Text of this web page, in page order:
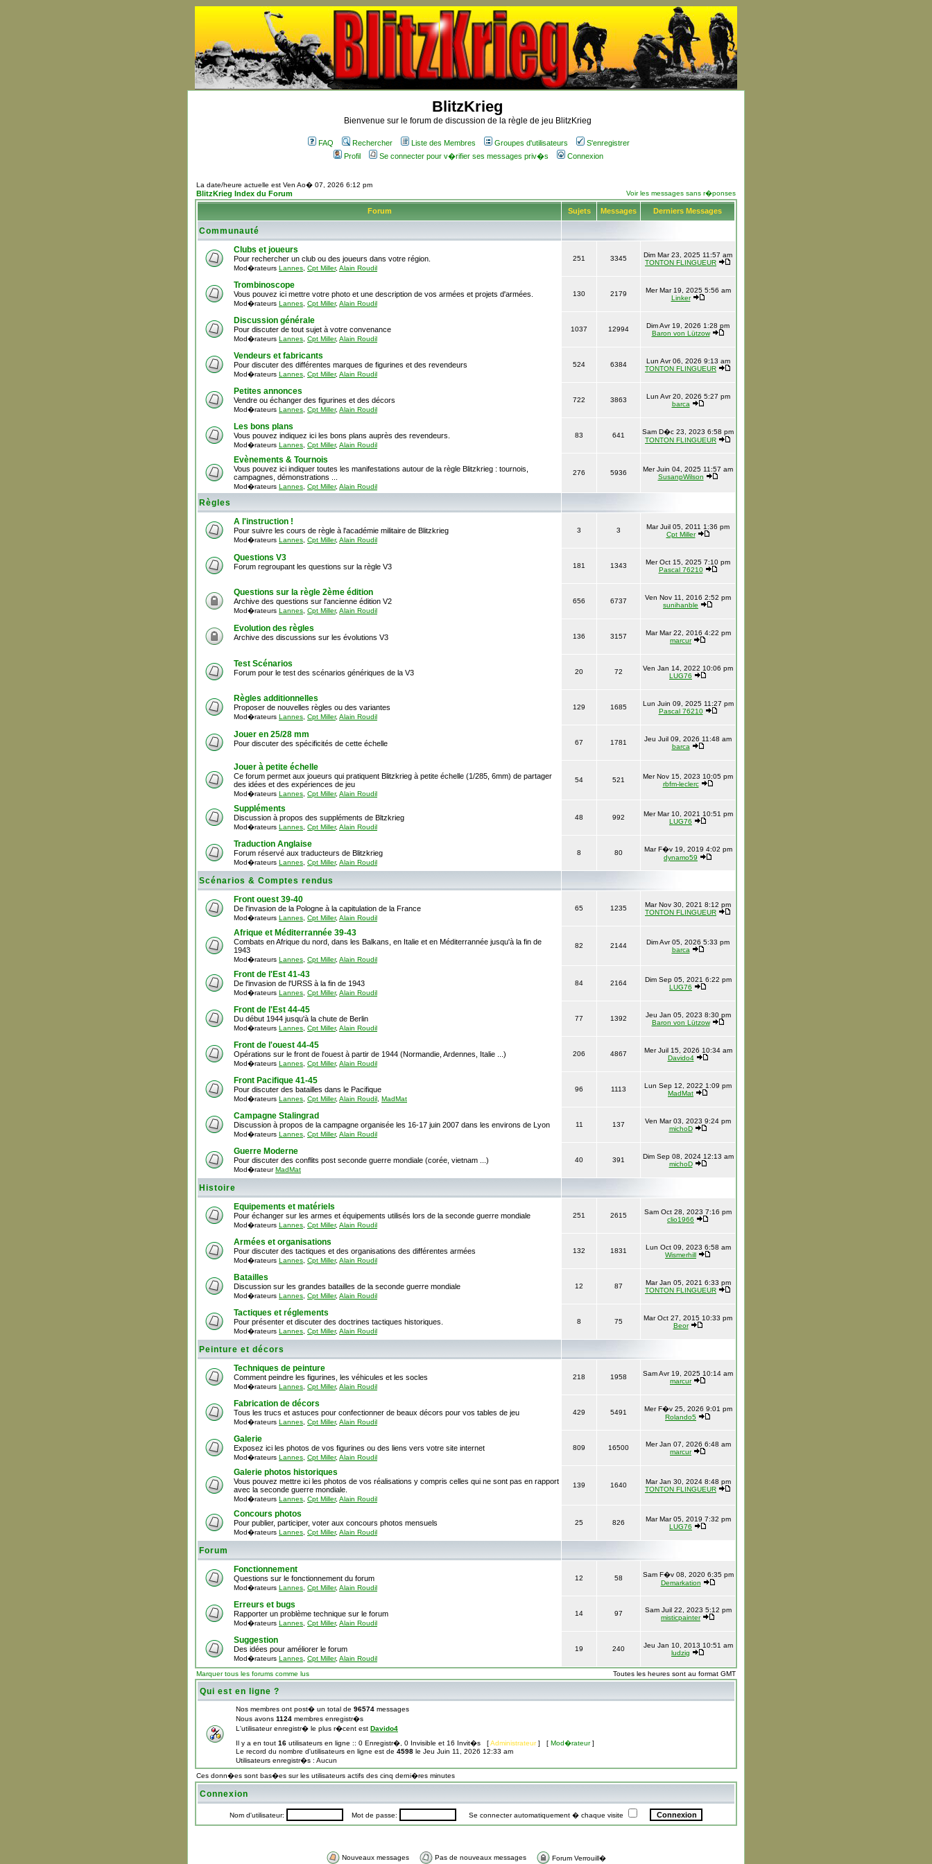
BlitzKrieg
Bienvenue sur le forum de discussion de la règle de jeu BlitzKrieg
FAQ Rechercher Liste des Membres Groupes d'utilisateurs
S'enregistrer
Profil
Se connecter pour v�rifier ses messages priv�s Connexion
La date/heure actuelle est Ven Ao� 07, 2026 6:12 pm
BlitzKrieg Index du Forum Voir les messages sans r�ponses
Forum Sujets Messages Derniers Messages
Communauté
Clubs et joueurs
Pour rechercher un club ou des joueurs dans votre région.
Mod�rateurs Lannes Cpt Miller, Alain Roudil
251 3345
Dim Mar 23, 2025 11:57 am
TONTON FLINGUEUR
Trombinoscope
Vous pouvez ici mettre votre photo et une description de vos armées et projets d'armées.
Mod�rateurs Lannes Cpt Miller, Alain Roudil
130 2179
Mer Mar 19, 2025 5:56 am
Linker
Discussion générale
Pour discuter de tout sujet à votre convenance
Mod�rateurs Lannes Cpt Miller, Alain Roudil
1037 12994
Dim Avr 19, 2026 1:28 pm
Baron von Lützow
Vendeurs et fabricants
Pour discuter des différentes marques de figurines et des revendeurs
Mod�rateurs Lannes Cpt Miller, Alain Roudil
524 6384
Lun Avr 06, 2026 9:13 am
TONTON FLINGUEUR
Petites annonces
Vendre ou échanger des figurines et des décors
Mod�rateurs Lannes Cpt Miller, Alain Roudil
722 3863
Lun Avr 20, 2026 5:27 pm
barca
Les bons plans
Vous pouvez indiquez ici les bons plans auprès des revendeurs.
Mod�rateurs Lannes Cpt Miller, Alain Roudil
83 641
Sam D�c 23, 2023 6:58 pm
TONTON FLINGUEUR
Evènements & Tournois
Vous pouvez ici indiquer toutes les manifestations autour de la règle Blitzkrieg : tournois,
campagnes, démonstrations ...
Mod�rateurs Lannes Cpt Miller, Alain Roudil
276 5936
Mer Juin 04, 2025 11:57 am
SusanpWilson
Règles
A l'instruction !
Pour suivre les cours de règle à l'académie militaire de Blitzkrieg
Mod�rateurs Lannes Cpt Miller, Alain Roudil
3 3
Mar Juil 05, 2011 1:36 pm
Cpt Miller
Questions V3
Forum regroupant les questions sur la règle V3 181 1343
Mer Oct 15, 2025 7:10 pm
Pascal 76210
Questions sur la règle 2ème édition
Archive des questions sur l'ancienne édition V2
Mod�rateurs Lannes Cpt Miller, Alain Roudil
656 6737
Ven Nov 11, 2016 2:52 pm
sunihanble
Evolution des règles
Archive des discussions sur les évolutions V3 136 3157
Mar Mar 22, 2016 4:22 pm
marcur
Test Scénarios
Forum pour le test des scénarios génériques de la V3 20 72
Ven Jan 14, 2022 10:06 pm
LUG76
Règles additionnelles
Proposer de nouvelles règles ou des variantes
Mod�rateurs Lannes Cpt Miller, Alain Roudil
129 1685
Lun Juin 09, 2025 11:27 pm
Pascal 76210
Jouer en 25/28 mm
Pour discuter des spécificités de cette échelle 67 1781
Jeu Juil 09, 2026 11:48 am
barca
Jouer à petite échelle
Ce forum permet aux joueurs qui pratiquent Blitzkrieg à petite échelle (1/285, 6mm) de partager
des idées et des expériences de jeu
Mod�rateurs Lannes Cpt Miller, Alain Roudil
54 521
Mer Nov 15, 2023 10:05 pm
rbfm-leclerc
Suppléments
Discussion à propos des suppléments de Bltzkrieg
Mod�rateurs Lannes Cpt Miller, Alain Roudil
48 992
Mer Mar 10, 2021 10:51 pm
LUG76
Traduction Anglaise
Forum réservé aux traducteurs de Blitzkrieg
Mod�rateurs Lannes Cpt Miller, Alain Roudil
8 80
Mar F�v 19, 2019 4:02 pm
dynamo59
Scénarios & Comptes rendus
Front ouest 39-40
De l'invasion de la Pologne à la capitulation de la France
Mod�rateurs Lannes Cpt Miller, Alain Roudil
65 1235
Mar Nov 30, 2021 8:12 pm
TONTON FLINGUEUR
Afrique et Méditerrannée 39-43
Combats en Afrique du nord, dans les Balkans, en Italie et en Méditerrannée jusqu'à la fin de
1943
Mod�rateurs Lannes Cpt Miller, Alain Roudil
82 2144
Dim Avr 05, 2026 5:33 pm
barca
Front de l'Est 41-43
De l'invasion de l'URSS à la fin de 1943
Mod�rateurs Lannes Cpt Miller, Alain Roudil
84 2164
Dim Sep 05, 2021 6:22 pm
LUG76
Front de l'Est 44-45
Du début 1944 jusqu'à la chute de Berlin
Mod�rateurs Lannes Cpt Miller, Alain Roudil
77 1392
Jeu Jan 05, 2023 8:30 pm
Baron von Lützow
Front de l'ouest 44-45
Opérations sur le front de l'ouest à partir de 1944 (Normandie, Ardennes, Italie ...)
Mod�rateurs Lannes Cpt Miller, Alain Roudil
206 4867
Mer Juil 15, 2026 10:34 am
Davido4
Front Pacifique 41-45
Pour discuter des batailles dans le Pacifique
Mod�rateurs Lannes Cpt Miller, Alain Roudil MadMat
96 1113
Lun Sep 12, 2022 1:09 pm
MadMat
Campagne Stalingrad
Discussion à propos de la campagne organisée les 16-17 juin 2007 dans les environs de Lyon
Mod�rateurs Lannes Cpt Miller, Alain Roudil
11 137
Ven Mar 03, 2023 9:24 pm
michoD
Guerre Moderne
Pour discuter des conflits post seconde guerre mondiale (corée, vietnam ...)
Mod�rateurMadMat
40 391
Dim Sep 08, 2024 12:13 am
michoD
Histoire
Equipements et matériels
Pour échanger sur les armes et équipements utilisés lors de la seconde guerre mondiale
Mod�rateurs Lannes Cpt Miller, Alain Roudil
251 2615
Sam Oct 28, 2023 7:16 pm
clio1966
Armées et organisations
Pour discuter des tactiques et des organisations des différentes armées
Mod�rateurs Lannes Cpt Miller, Alain Roudil
132 1831
Lun Oct 09, 2023 6:58 am
Wismerhill
Batailles
Discussion sur les grandes batailles de la seconde guerre mondiale
Mod�rateurs Lannes Cpt Miller, Alain Roudil
12 87
Mar Jan 05, 2021 6:33 pm
TONTON FLINGUEUR
Tactiques et réglements
Pour présenter et discuter des doctrines tactiques historiques.
Mod�rateurs Lannes Cpt Miller, Alain Roudil
8 75
Mar Oct 27, 2015 10:33 pm
Beor
Peinture et décors
Techniques de peinture
Comment peindre les figurines, les véhicules et les socles
Mod�rateurs Lannes Cpt Miller, Alain Roudil
218 1958
Sam Avr 19, 2025 10:14 am
marcur
Fabrication de décors
Tous les trucs et astuces pour confectionner de beaux décors pour vos tables de jeu
Mod�rateurs Lannes Cpt Miller, Alain Roudil
429 5491
Mer F�v 25, 2026 9:01 pm
Rolando5
Galerie
Exposez ici les photos de vos figurines ou des liens vers votre site internet
Mod�rateurs Lannes Cpt Miller, Alain Roudil
809 16500
Mer Jan 07, 2026 6:48 am
marcur
Galerie photos historiques
Vous pouvez mettre ici les photos de vos réalisations y compris celles qui ne sont pas en rapport
avec la seconde guerre mondiale.
Mod�rateurs Lannes Cpt Miller, Alain Roudil
139 1640
Mar Jan 30, 2024 8:48 pm
TONTON FLINGUEUR
Concours photos
Pour publier, participer, voter aux concours photos mensuels
Mod�rateurs Lannes Cpt Miller, Alain Roudil
25 826
Mar Mar 05, 2019 7:32 pm
LUG76
Forum
Fonctionnement
Questions sur le fonctionnement du forum
Mod�rateurs Lannes Cpt Miller, Alain Roudil
12 58
Sam F�v 08, 2020 6:35 pm
Demarkation
Erreurs et bugs
Rapporter un problème technique sur le forum
Mod�rateurs Lannes Cpt Miller, Alain Roudil
14 97
Sam Juil 22, 2023 5:12 pm
misticpainter
Suggestion
Des idées pour améliorer le forum
Mod�rateurs Lannes Cpt Miller, Alain Roudil
19 240
Jeu Jan 10, 2013 10:51 am
ludzig
Marquer tous les forums comme lus Toutes les heures sont au format GMT
Qui est en ligne ?
Nos membres ont post� un total de 96574 messages
Nous avons 1124 membres enregistr�s
L'utilisateur enregistr� le plus r�cent est Davido4
Il y a en tout 16 utilisateurs en ligne :: 0 Enregistr�, 0 Invisible et 16 Invit�s [Administrateur] [ Mod�rateur]
Le record du nombre d'utilisateurs en ligne est de 4598 le Jeu Juin 11, 2026 12:33 am
Utilisateurs enregistr�s : Aucun
Ces donn�es sont bas�es sur les utilisateurs actifs des cinq derni�res minutes
Connexion
Nom d'utilisateur: Mot de passe: Se connecter automatiquement � chaque visite
Nouveaux messages Pas de nouveaux messages Forum Verrouill�